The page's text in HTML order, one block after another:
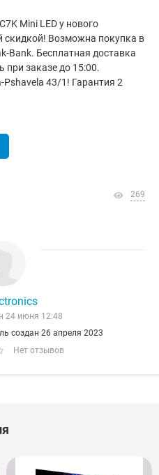
Mini LED у нового
скидкой! Возможна покупка в
Bank. Бесплатная доставка
при заказе до 15:00.
Pshavela 43/1! Гарантия 2
269
24 июня 12:48
создан 26 апреля 2023
Нет отзывов